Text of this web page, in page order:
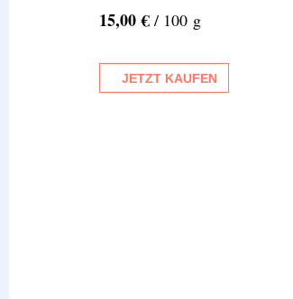
15,00 € / 100 g
JETZT KAUFEN